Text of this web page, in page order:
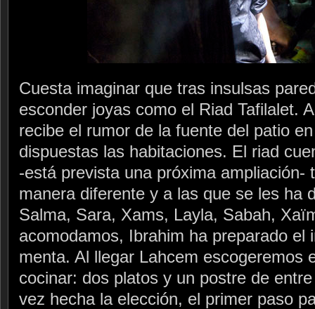
Cuesta imaginar que tras insulsas
esconder joyas como el Riad Tafilalet.
recibe el rumor de la fuente del patio
dispuestas las habitaciones. El riad
-está prevista una próxima ampliación-
manera diferente y a las que se les ha
Salma, Sara, Xams, Layla, Sabah,
acomodamos, Ibrahim ha preparado el
menta. Al llegar Lahcem escogeremos
cocinar: dos platos y un postre de
vez hecha la elección, el primer paso